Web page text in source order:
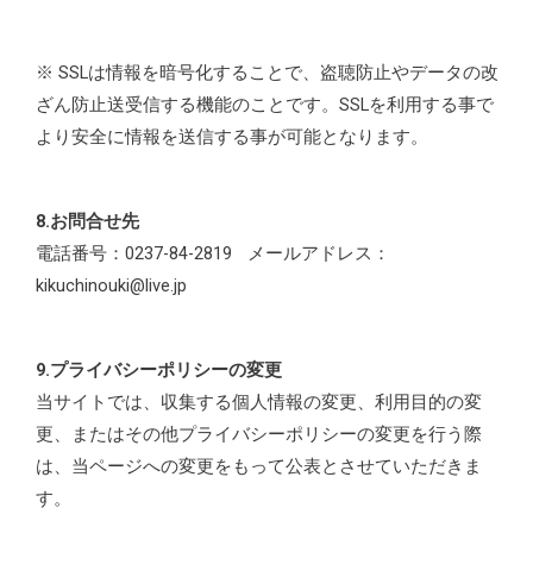
※ SSLは情報を暗号化することで、盗聴防止やデータの改
ざん防止送受信する機能のことです。SSLを利用する事で
より安全に情報を送信する事が可能となります。
8.お問合せ先
電話番号：0237-84-2819 メールアドレス：
kikuchinouki@live.jp
9.プライバシーポリシーの変更
当サイトでは、収集する個人情報の変更、利用目的の変
更、またはその他プライバシーポリシーの変更を行う際
は、当ページへの変更をもって公表とさせていただきま
す。